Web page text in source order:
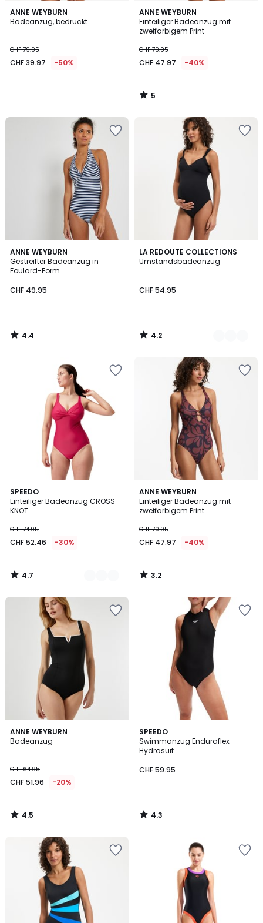
ANNE WEYBURN
Badeanzug, bedruckt
CHF 79.95
CHF 39.97 -50%
ANNE WEYBURN
Einteiliger Badeanzug mit
zweifarbigem Print
CHF 79.95
CHF 47.97 -40%
5
/
5
5
/
ANNE WEYBURN
Gestreifter Badeanzug in
Foulard-Form
CHF 49.95
4.4
/ 5
4.4
/
LA REDOUTE COLLECTIONS
Umstandsbadeanzug
CHF 54.95
4.2
/ 5
2
Farben
4.2
/
SPEEDO
Einteiliger Badeanzug CROSS
KNOT
CHF 74.95
CHF 52.46 -30%
4.7
/ 5
2
Farben
4.7
/
ANNE WEYBURN
Einteiliger Badeanzug mit
zweifarbigem Print
CHF 79.95
CHF 47.97 -40%
3.2
/ 5
3.2
/
ANNE WEYBURN
Badeanzug
CHF 64.95
CHF 51.96 -20%
4.5
/ 5
4.5
/
SPEEDO
Swimmanzug Enduraflex
Hydrasuit
CHF 59.95
4.3
/ 5
4.3
/